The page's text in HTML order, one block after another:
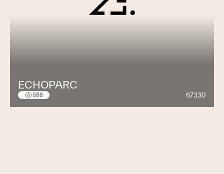
ECHOPARC
688 67330